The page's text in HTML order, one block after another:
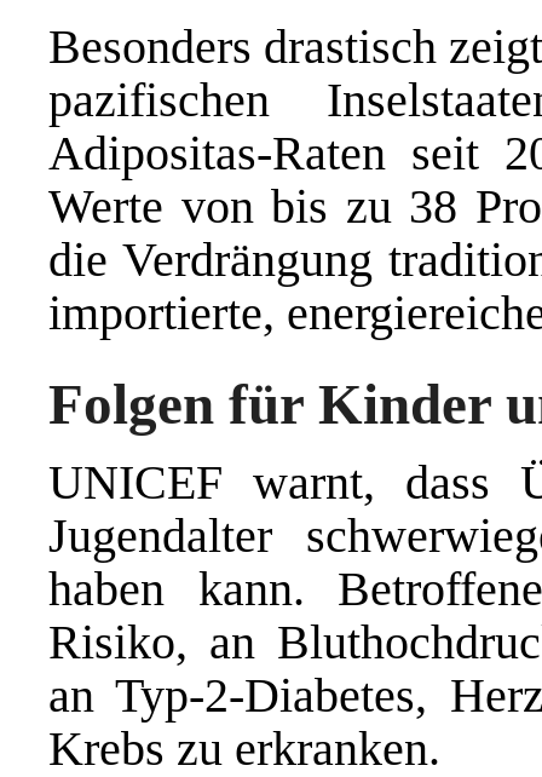
Besonders drastisch
pazifischen
Adipositas-Raten seit
Werte von bis zu 38
die Verdrängung
importierte,
Folgen für Kinder
UNICEF warnt, dass
Jugendalter
haben kann.
Risiko, an
an Typ-2-Diabetes,
Krebs zu erkranken.